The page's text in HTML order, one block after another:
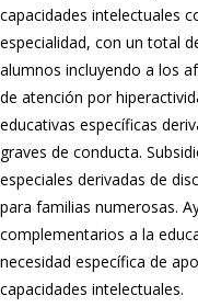
capacidades intelectuales
especialidad, con un total
alumnos incluyendo a los
de atención por
educativas específicas
graves de conducta.
especiales derivadas de
para familias numerosas.
complementarios a la
necesidad específica de
capacidades intelectuales.